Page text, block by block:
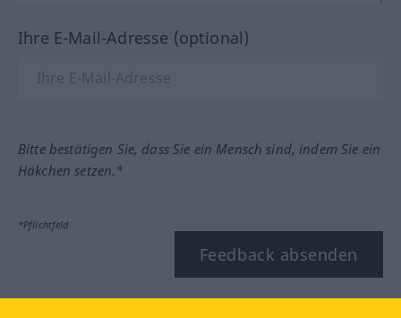
Ihre E-Mail-Adresse (optional)
Bitte bestätigen Sie, dass Sie ein Mensch sind, indem Sie ein
Häkchen setzen.*
*Pflichtfeld
Feedback absenden